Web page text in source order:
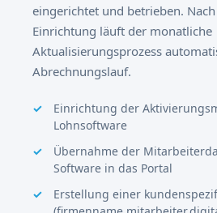
eingerichtet und betrieben.
Einrichtung läuft der monatliche
Aktualisierungsprozess
Abrechnungslauf.
Einrichtung der
Lohnsoftware
Übernahme der
Software in das Portal
Erstellung einer